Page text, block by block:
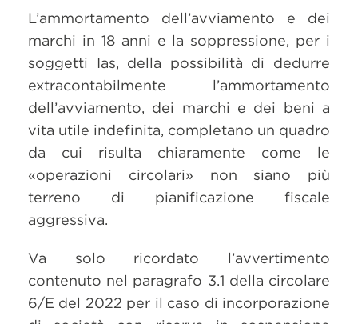
L’ammortamento dell’avviamento e dei
marchi in 18 anni e la soppressione, per i
soggetti Ias, della possibilità di dedurre
extracontabilmente l’ammortamento
dell’avviamento, dei marchi e dei beni a
vita utile indefinita, completano un quadro
da cui risulta chiaramente come le
«operazioni circolari» non siano più
terreno di pianificazione fiscale
aggressiva.
Va solo ricordato l’avvertimento
contenuto nel paragrafo 3.1 della circolare
6/E del 2022 per il caso di incorporazione